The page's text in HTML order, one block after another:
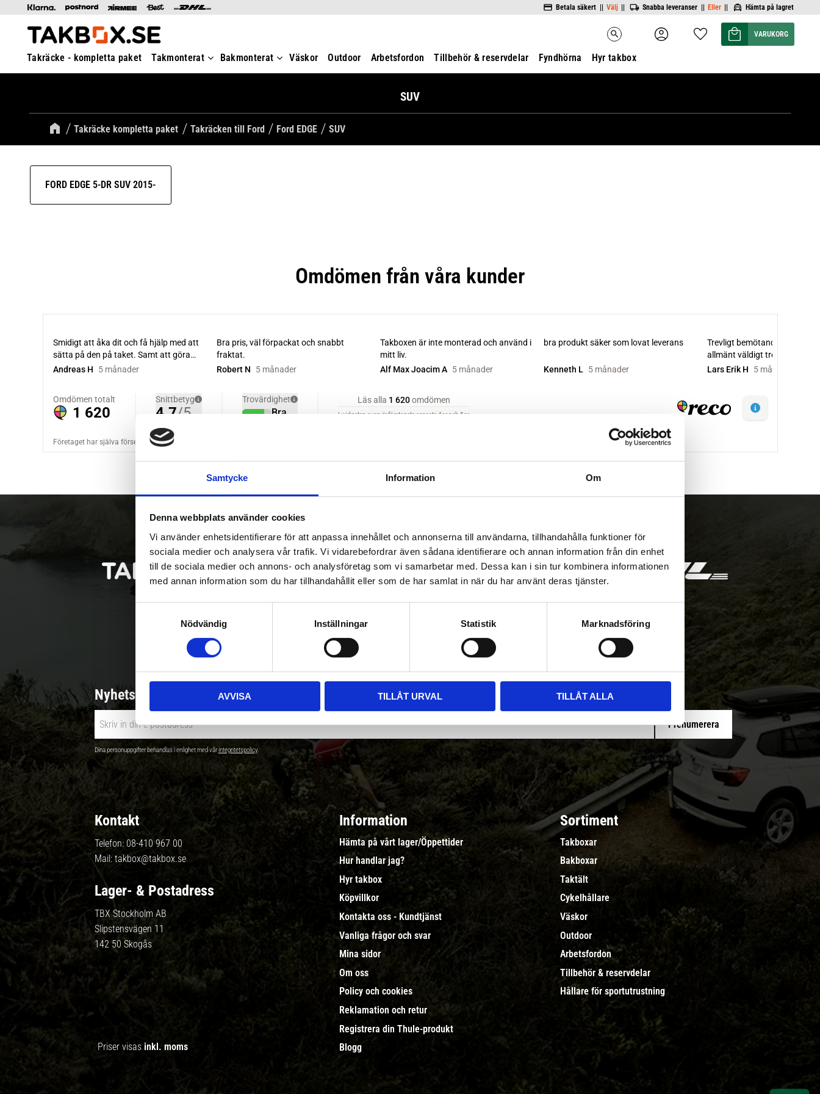
Samtycke Information Om
Denna webbplats använder cookies
Vi använder enhetsidentifierare för att anpassa innehållet och annonserna till användarna, tillhandahålla funktioner för
sociala medier och analysera vår trafik. Vi vidarebefordrar även sådana identifierare och annan information från din enhet
till de sociala medier och annons- och analysföretag som vi samarbetar med. Dessa kan i sin tur kombinera informationen
med annan information som du har tillhandahållit eller som de har samlat in när du har använt deras tjänster.
e
s
v
a
Nödvändig Inställningar Statistik Marknadsföring
AVVISA TILLÅT URVAL TILLÅT ALLA
Betala säkert || Välj || Snabba leveranser || Eller || Hämta på lagret
search Favoriter
Kundvagn
Takräcke - kompletta paket Takmonterat Bakmonterat Väskor Outdoor Arbetsfordon Tillbehör & reservdelar Fyndhörna Hyr takbox
SUV
Takräcke kompletta paket Takräcken till Ford Ford EDGE SUV
FORD EDGE 5-DR SUV 2015-
Betala säkert || Snabba leveranser || Hämta på lagret med/utan montering
Nyhetsbrev - Ta del av nyheter & erbjudanden
Prenumerera
Dina personuppgifter behandlas i enlighet med vårintegritetspolicy.
Kontakt
Telefon: 08-410 967 00
Mail: takbox@takbox.se
Lager- & Postadress
TBX Stockholm AB
Slipstensvägen 11
142 50 Skogås
Information
Hämta på vårt lager/Öppettider
Hur handlar jag?
Hyr takbox
Köpvillkor
Kontakta oss - Kundtjänst
Vanliga frågor och svar
Mina sidor
Om oss
Policy och cookies
Reklamation och retur
Registrera din Thule-produkt
Blogg
Sortiment
Takboxar
Bakboxar
Taktält
Cykelhållare
Väskor
Outdoor
Arbetsfordon
Tillbehör & reservdelar
Hållare för sportutrustning
Priser visas inkl. moms